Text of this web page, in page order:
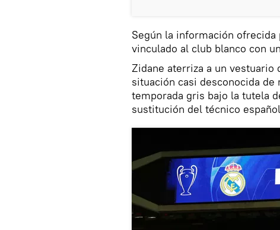
Según la información
vinculado al club blanco con
Zidane aterriza a un vestuario
situación casi desconocida
temporada gris bajo la tutela
sustitución del técnico